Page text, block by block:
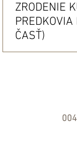
ZRODENIE
ČASŤ)